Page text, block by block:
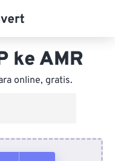
ke AMR
online, gratis.